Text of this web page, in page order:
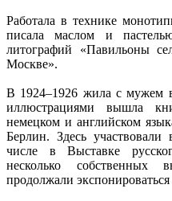
Работала в технике
писала маслом и
литографий «Павильоны
Москве».
В 1924–1926 жила с мужем
иллюстрациями вышла
немецком и английском
Берлин. Здесь
числе в Выставке
несколько собственных
продолжали